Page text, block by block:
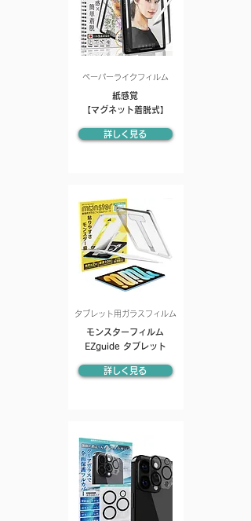
ペーパーライクフィルム
紙感覚
【マグネット着脱式】
詳しく見る
タブレット用ガラスフィルム
モンスターフィルム
EZguide タブレット
詳しく見る